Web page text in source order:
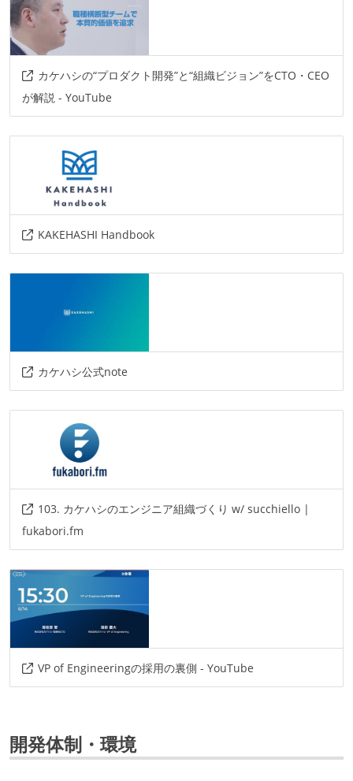
カケハシの“プロダクト開発”と“組織ビジョン”をCTO・CEO
が解説 - YouTube
KAKEHASHI Handbook
カケハシ公式note
103. カケハシのエンジニア組織づくり w/ succhiello |
fukabori.fm
VP of Engineeringの採用の裏側 - YouTube
開発体制・環境